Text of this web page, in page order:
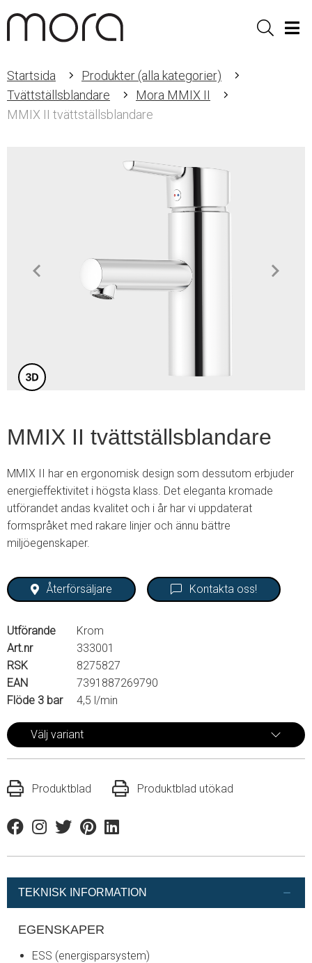
Sök
Startsida
Produkter (alla kategorier)
Tvättställsblandare
Mora MMIX II
MMIX II tvättställsblandare
MMIX II tvättställsblandare
MMIX II har en ergonomisk design som dessutom erbjuder
energieffektivitet i högsta klass. Det eleganta kromade
utförandet andas kvalitet och i år har vi uppdaterat
formspråket med rakare linjer och ännu bättre
miljöegenskaper.
Återförsäljare Kontakta oss!
Utförande
Krom
Art.nr
333001
RSK
8275827
EAN
7391887269790
Flöde 3 bar
4,5 l/min
Välj variant
Produktblad Produktblad utökad
FacebookInstagram
TwitterPinterestLinkedin
TEKNISK INFORMATION
EGENSKAPER
ESS (energisparsystem)